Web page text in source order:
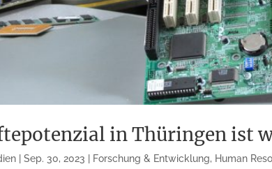
in Thüringen ist
|Sep. 30, 2023 | Forschung & Entwicklung, Human